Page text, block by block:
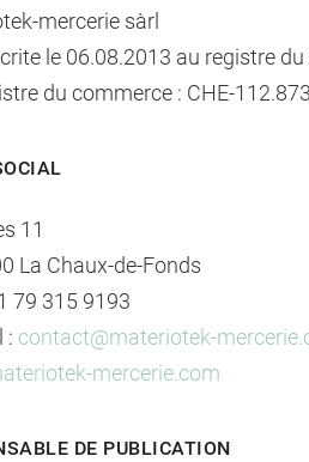
mercerie sàrl
le 06.08.2013 au registre
du commerce : CHE-
11
La Chaux-de-Fonds
79 315 9193
: contact@materiotek-
mercerie.com
DE PUBLICATION